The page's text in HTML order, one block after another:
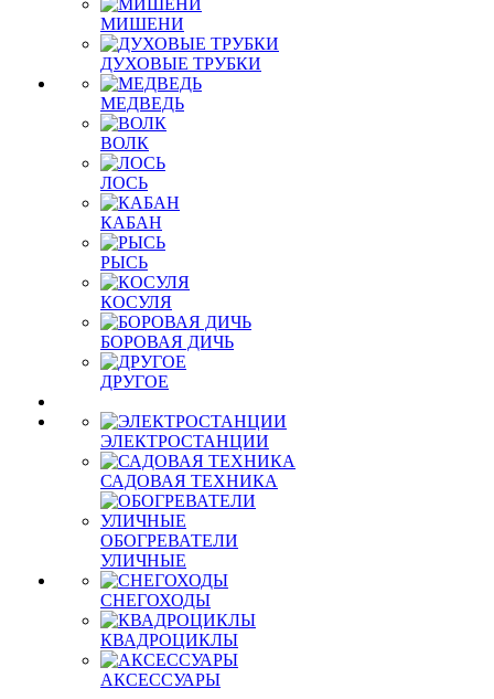
МИШЕНИ
ДУХОВЫЕ ТРУБКИ
МЕДВЕДЬ
ВОЛК
ЛОСЬ
КАБАН
РЫСЬ
КОСУЛЯ
БОРОВАЯ ДИЧЬ
ДРУГОЕ
ЭЛЕКТРОСТАНЦИИ
САДОВАЯ ТЕХНИКА
ОБОГРЕВАТЕЛИ
УЛИЧНЫЕ
СНЕГОХОДЫ
КВАДРОЦИКЛЫ
АКСЕССУАРЫ